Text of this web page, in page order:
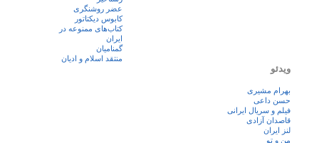
عضر روشنگری
کابوس دیکتاتور
کتاب‌های ممنوعه در
ایران
گمنامیان
منتقد اسلام و ادیان
ویدئو
بهرام مشیری
حسن داعی
فيلم و سريال ايرانی
قاصدان آزادی
لنز ایران
من و تو